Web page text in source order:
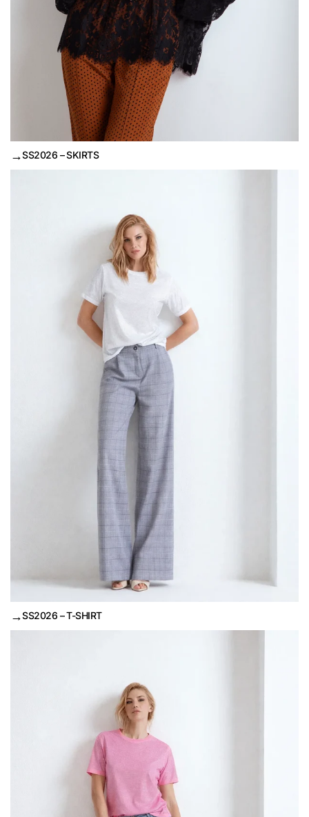
→SS2026 – SKIRTS
→SS2026 – T-SHIRT